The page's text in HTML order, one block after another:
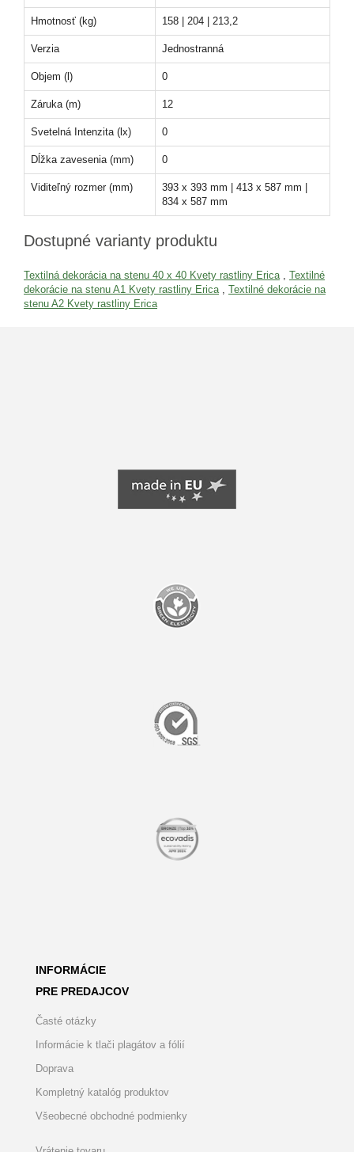
Hmotnosť (kg) 158 | 204 | 213,2
Verzia Jednostranná
Objem (l) 0
Záruka (m) 12
Svetelná Intenzita (lx) 0
Dĺžka zavesenia (mm) 0
Viditeľný rozmer (mm)
393 x 393 mm | 413 x 587 mm |
834 x 587 mm
Dostupné varianty produktu
Textilná dekorácia na stenu 40 x 40 Kvety rastliny Erica
Textilné
dekorácie na stenu A1 Kvety rastliny Erica
Textilné dekorácie na
stenu A2 Kvety rastliny Erica
INFORMÁCIE
PRE PREDAJCOV
Časté otázky
Informácie k tlači plagátov a fólií
Doprava
Kompletný katalóg produktov
Všeobecné obchodné podmienky